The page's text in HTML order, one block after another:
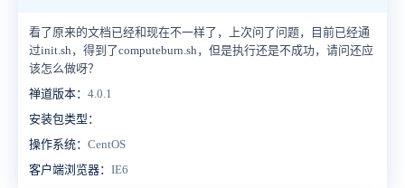
看了原来的文档已经和现在不一样了，上次问了问题，目前已经通
过init.sh，得到了computeburn.sh，但是执行还是不成功，请问还应
该怎么做呀？
禅道版本： 4.0.1
安装包类型：
操作系统： CentOS
客户端浏览器： IE6